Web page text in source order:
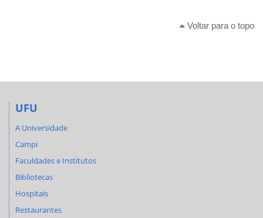
Voltar para o topo
UFU
A Universidade
Campi
Faculdades e Institutos
Bibliotecas
Hospitais
Restaurantes